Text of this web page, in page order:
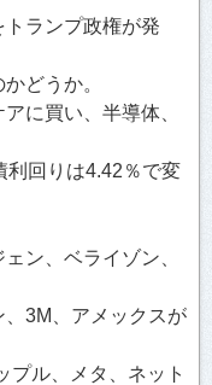
ランプ政権が発
どうか。
に買い、半導体、
利回りは4.42％で変
ン、ベライゾン、
3M、アメックスが
プル、メタ、ネット